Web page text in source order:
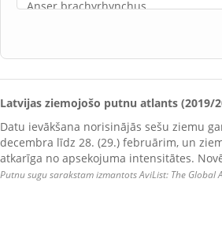
Anser brachyrhynchus
Mandarīnpīle
Aix galericulata
Ēģiptes zoss
Alopochen aegyptiaca
Sāmsalas dižpīle
Latvijas ziemojošo putnu atlants (2019/
Datu ievākšana norisinājās sešu ziemu
decembra līdz 28. (29.) februārim, un
atkarīga no apsekojuma intensitātes.
Putnu sugu sarakstam izmantots AviList: The Global